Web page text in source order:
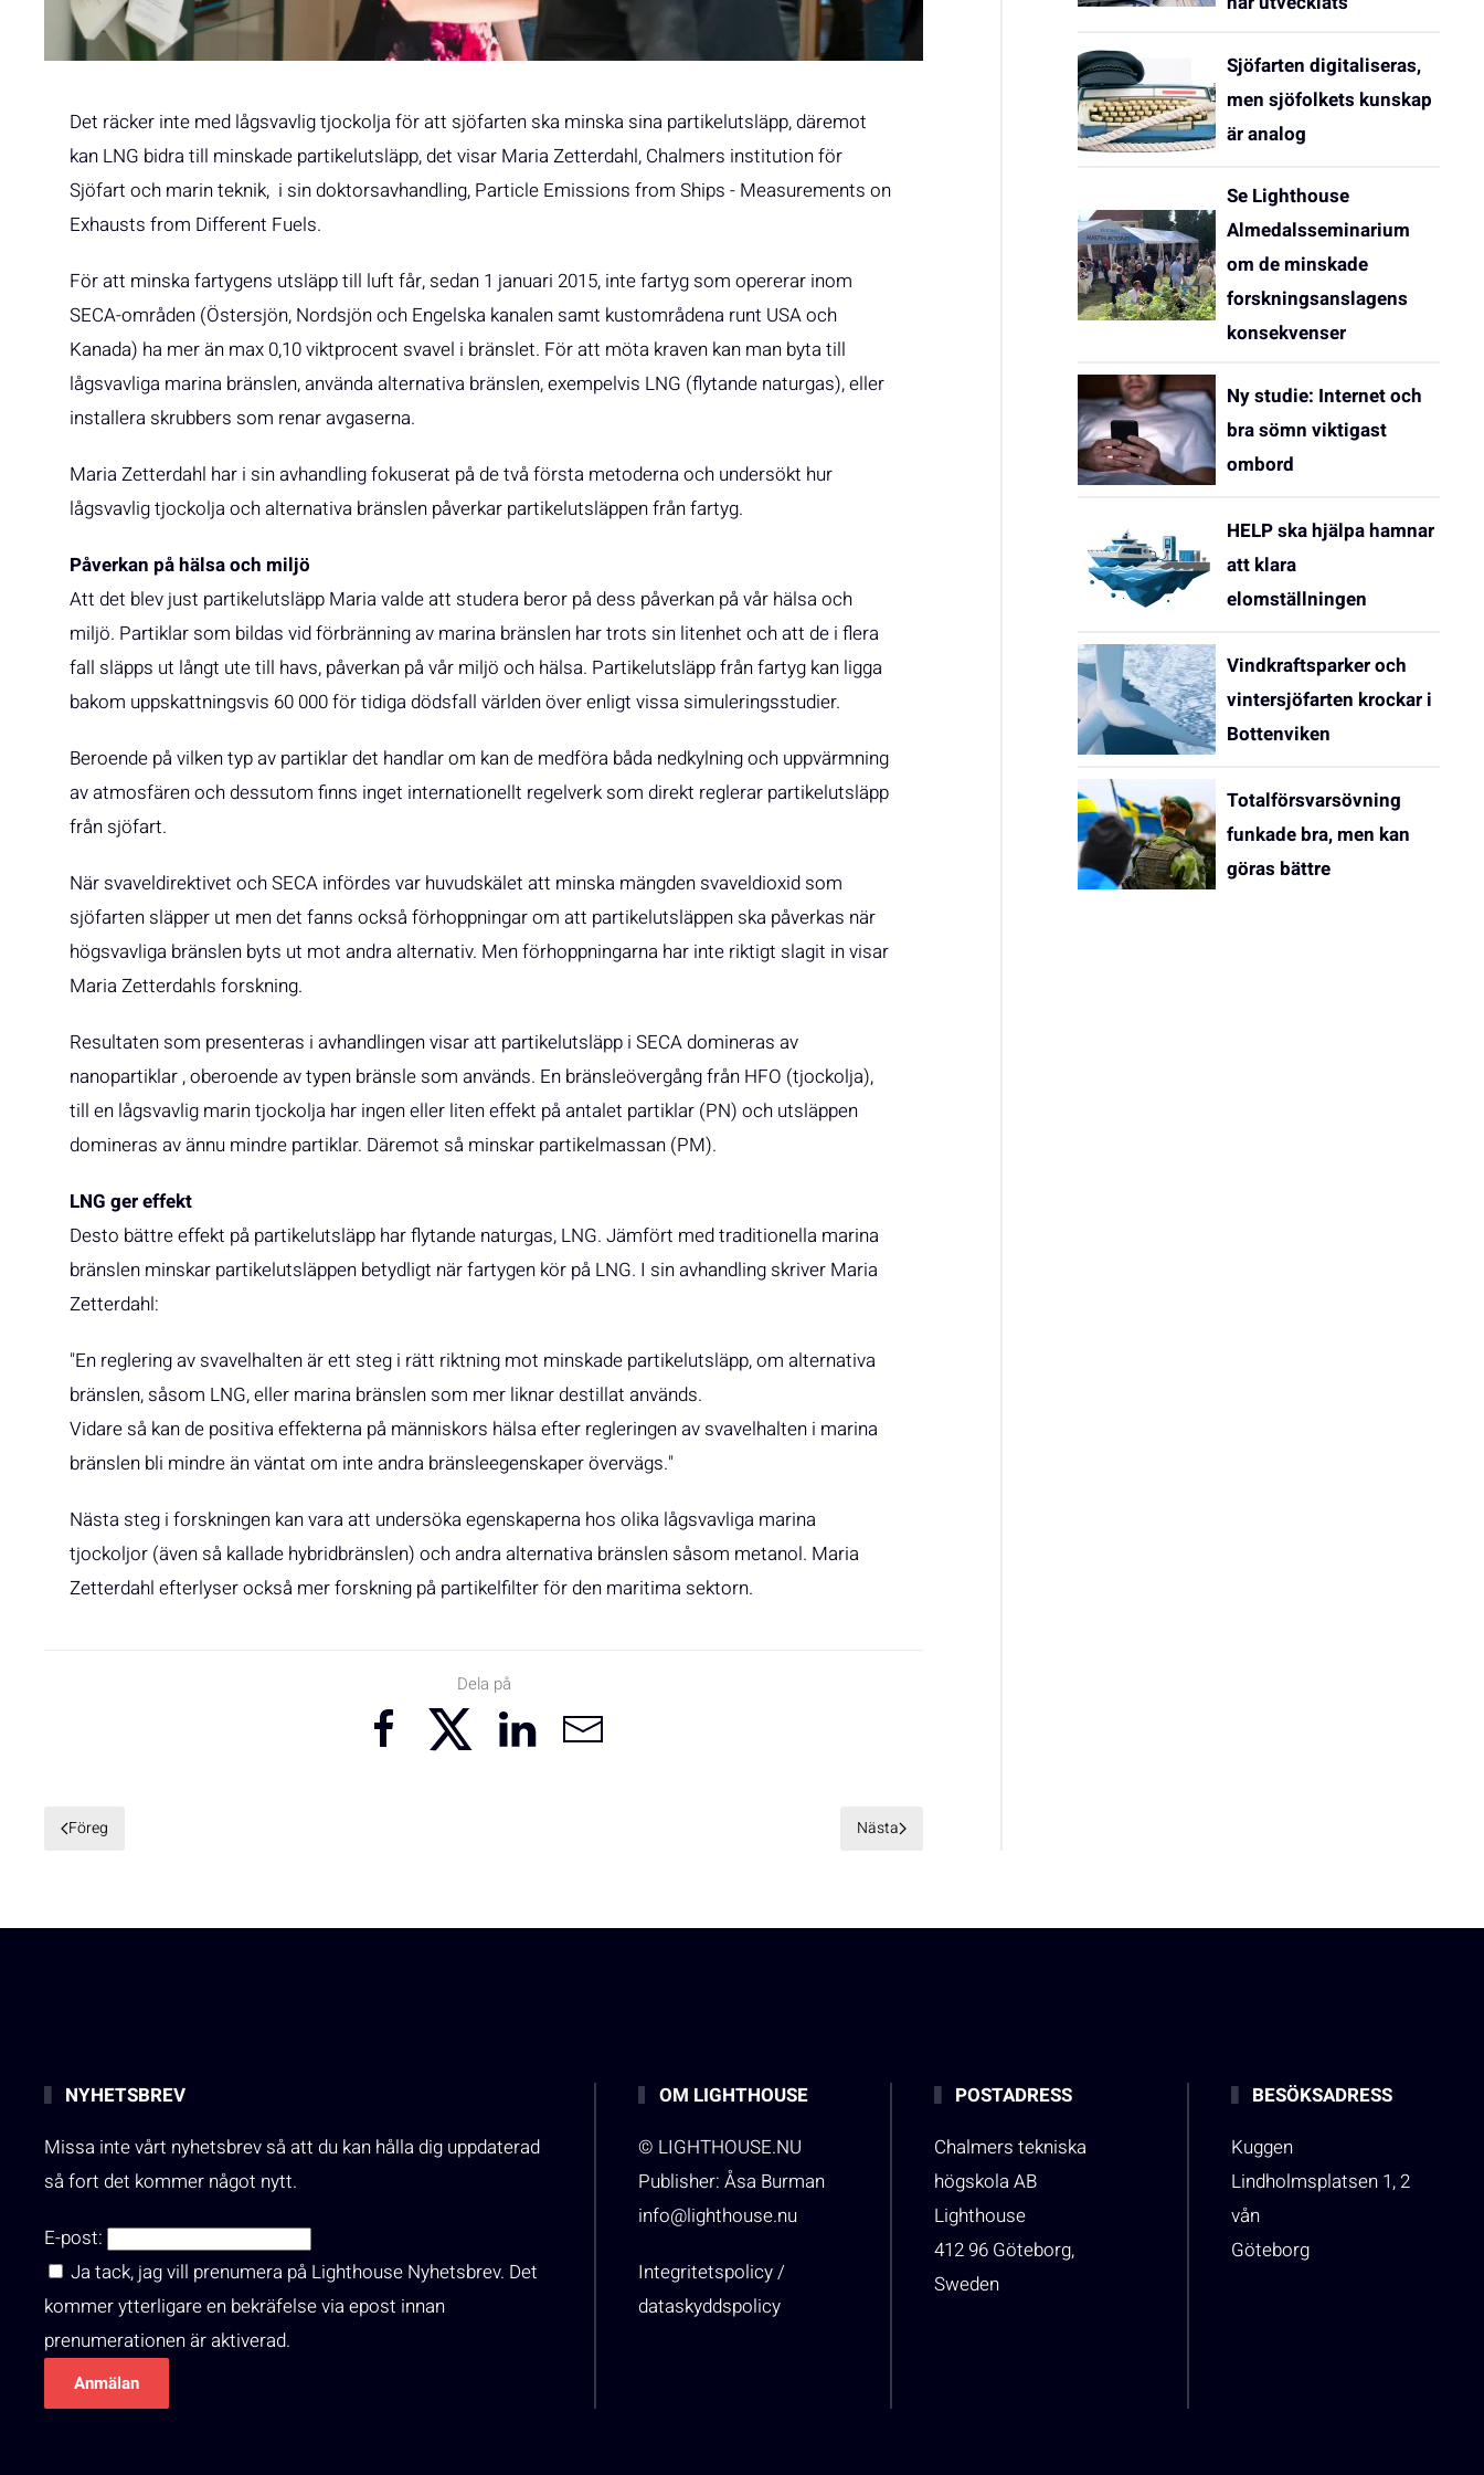
Det räcker inte med lågsvavlig tjockolja för att sjöfarten ska minska sina partikelutsläpp, däremot
kan LNG bidra till minskade partikelutsläpp, det visar Maria Zetterdahl, Chalmers institution för
Sjöfart och marin teknik, i sin doktorsavhandling, Particle Emissions from Ships - Measurements on
Exhausts from Different Fuels.
För att minska fartygens utsläpp till luft får, sedan 1 januari 2015, inte fartyg som opererar inom
SECA-områden (Östersjön, Nordsjön och Engelska kanalen samt kustområdena runt USA och
Kanada) ha mer än max 0,10 viktprocent svavel i bränslet. För att möta kraven kan man byta till
lågsvavliga marina bränslen, använda alternativa bränslen, exempelvis LNG (flytande naturgas), eller
installera skrubbers som renar avgaserna.
Maria Zetterdahl har i sin avhandling fokuserat på de två första metoderna och undersökt hur
lågsvavlig tjockolja och alternativa bränslen påverkar partikelutsläppen från fartyg.
Påverkan på hälsa och miljö
Att det blev just partikelutsläpp Maria valde att studera beror på dess påverkan på vår hälsa och
miljö. Partiklar som bildas vid förbränning av marina bränslen har trots sin litenhet och att de i flera
fall släpps ut långt ute till havs, påverkan på vår miljö och hälsa. Partikelutsläpp från fartyg kan ligga
bakom uppskattningsvis 60 000 för tidiga dödsfall världen över enligt vissa simuleringsstudier.
Beroende på vilken typ av partiklar det handlar om kan de medföra båda nedkylning och uppvärmning
av atmosfären och dessutom finns inget internationellt regelverk som direkt reglerar partikelutsläpp
från sjöfart.
När svaveldirektivet och SECA infördes var huvudskälet att minska mängden svaveldioxid som
sjöfarten släpper ut men det fanns också förhoppningar om att partikelutsläppen ska påverkas när
högsvavliga bränslen byts ut mot andra alternativ. Men förhoppningarna har inte riktigt slagit in visar
Maria Zetterdahls forskning.
Resultaten som presenteras i avhandlingen visar att partikelutsläpp i SECA domineras av
nanopartiklar , oberoende av typen bränsle som används. En bränsleövergång från HFO (tjockolja),
till en lågsvavlig marin tjockolja har ingen eller liten effekt på antalet partiklar (PN) och utsläppen
domineras av ännu mindre partiklar. Däremot så minskar partikelmassan (PM).
LNG ger effekt
Desto bättre effekt på partikelutsläpp har flytande naturgas, LNG. Jämfört med traditionella marina
bränslen minskar partikelutsläppen betydligt när fartygen kör på LNG. I sin avhandling skriver Maria
Zetterdahl:
"En reglering av svavelhalten är ett steg i rätt riktning mot minskade partikelutsläpp, om alternativa
bränslen, såsom LNG, eller marina bränslen som mer liknar destillat används.
Vidare så kan de positiva effekterna på människors hälsa efter regleringen av svavelhalten i marina
bränslen bli mindre än väntat om inte andra bränsleegenskaper övervägs."
Nästa steg i forskningen kan vara att undersöka egenskaperna hos olika lågsvavliga marina
tjockoljor (även så kallade hybridbränslen) och andra alternativa bränslen såsom metanol. Maria
Zetterdahl efterlyser också mer forskning på partikelfilter för den maritima sektorn.
Dela på
Föreg Nästa
Sjöfarten digitaliseras,
men sjöfolkets kunskap
är analog
Se Lighthouse
Almedalsseminarium
om de minskade
forskningsanslagens
konsekvenser
Ny studie: Internet och
bra sömn viktigast
ombord
HELP ska hjälpa hamnar
att klara
elomställningen
Vindkraftsparker och
vintersjöfarten krockar i
Bottenviken
Totalförsvarsövning
funkade bra, men kan
göras bättre
NYHETSBREV
Missa inte vårt nyhetsbrev så att du kan hålla dig uppdaterad
så fort det kommer något nytt.
E-post:
Ja tack, jag vill prenumera på Lighthouse Nyhetsbrev. Det
kommer ytterligare en bekräfelse via epost innan
prenumerationen är aktiverad.
OM LIGHTHOUSE
© LIGHTHOUSE.NU
Publisher: Åsa Burman
info@lighthouse.nu
Integritetspolicy /
dataskyddspolicy
POSTADRESS
Chalmers tekniska
högskola AB
Lighthouse
412 96 Göteborg,
Sweden
BESÖKSADRESS
Kuggen
Lindholmsplatsen 1, 2
vån
Göteborg